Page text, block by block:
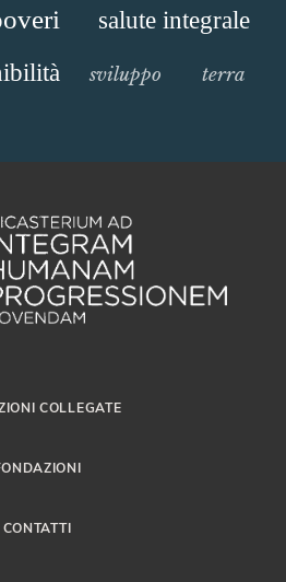
salute integrale
sviluppo terra
COLLEGATE
CONTATTI